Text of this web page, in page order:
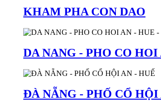
KHAM PHA CON DAO
DA NANG - PHO CO
ĐÀ NẴNG - PHỐ CỔ HỘI